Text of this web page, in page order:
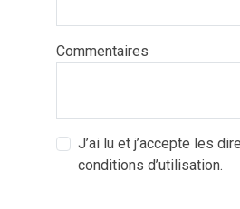
Commentaires
J’ai lu et j’accepte les
conditions d’utilisation.